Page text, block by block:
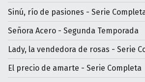
Sinú, río de pasiones - Serie
Señora Acero - Segunda Temporada
Lady, la vendedora de rosas - Serie
El precio de amarte - Serie Completa